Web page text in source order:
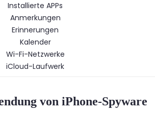
Installierte APPs
Anmerkungen
Erinnerungen
Kalender
Wi-Fi-Netzwerke
iCloud-Laufwerk
von iPhone-Spyware